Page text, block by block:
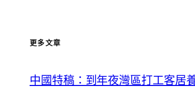
更多文章
中國特稿：到年夜灣區打工客居